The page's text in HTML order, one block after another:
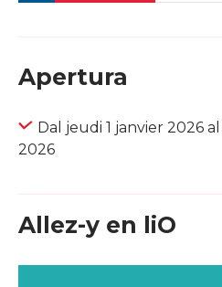
Apertura
Dal jeudi 1 janvier 2026
2026
Allez-y en liO